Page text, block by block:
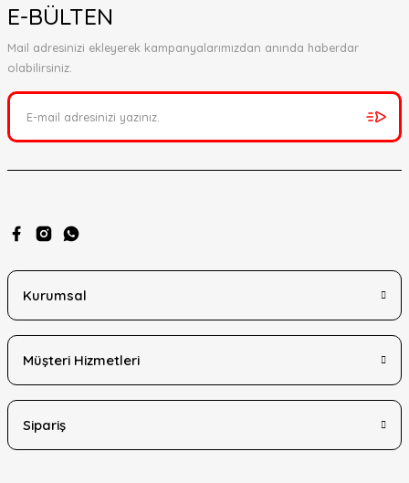
E-BÜLTEN
Mail adresinizi ekleyerek kampanyalarımızdan anında haberdar
olabilirsiniz.
Kurumsal
Müşteri Hizmetleri
Sipariş